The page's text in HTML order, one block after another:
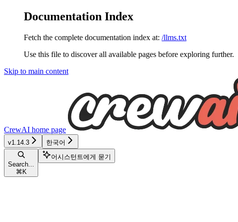
Documentation Index
Fetch the complete documentation index at: /llms.txt
Use this file to discover all available pages before exploring further.
Skip to main content
CrewAI home page
v1.14.3 한국어
Search...
⌘ K
어시스턴트에게 묻기